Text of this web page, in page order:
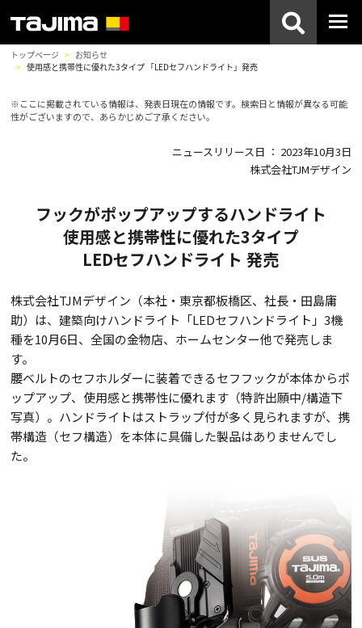
トップページ
お知らせ
使用感と携帯性に優れた3タイプ 「LEDセフハンドライト」発売
※ここに掲載されている情報は、発表日現在の情報です。検索日と情報が異なる可能
性がございますので、あらかじめご了承ください。
ニュースリリース日 ： 2023年10月3日
株式会社TJMデザイン
フックがポップアップするハンドライト
使用感と携帯性に優れた3タイプ
LEDセフハンドライト 発売
株式会社TJMデザイン（本社・東京都板橋区、社長・田島庸
助）は、建築向けハンドライト「LEDセフハンドライト」3機
種を10月6日、全国の金物店、ホームセンター他で発売しま
す。
腰ベルトのセフホルダーに装着できるセフフックが本体からポ
ップアップ、使用感と携帯性に優れます（特許出願中/構造下
写真）。ハンドライトはストラップ付が多く見られますが、携
帯構造（セフ構造）を本体に具備した製品はありませんでし
た。